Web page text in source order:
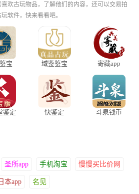
注册使用后可领取由华夏捡漏提供的精
中用户还可以开店来售卖自己的东西，
中心按钮；
欢古玩物品，了解他们的内容，还可以交易拍
软件，快来看看吧。
宝 域鉴鉴宝 寄藏app
鉴定
快鉴定 斗泉钱币
圣所app 手机淘宝 慢慢买比价网
本app 名见